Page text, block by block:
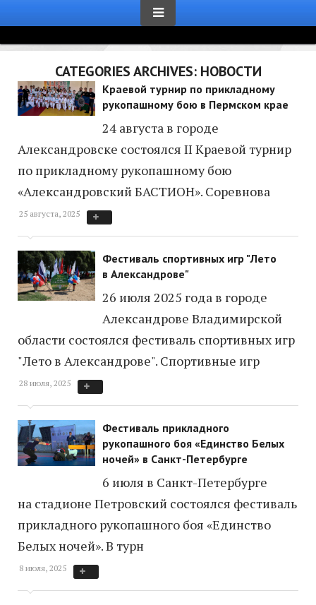
CATEGORIES ARCHIVES: НОВОСТИ
Краевой турнир по прикладному
рукопашному бою в Пермском крае
24 августа в городе
Александровске состоялся II Краевой турнир
по прикладному рукопашному бою
«Александровский БАСТИОН». Соревнова
25 августа, 2025
Фестиваль спортивных игр "Лето
в Александрове"
26 июля 2025 года в городе
Александрове Владимирской
области состоялся фестиваль спортивных игр
"Лето в Александрове". Спортивные игр
28 июля, 2025
Фестиваль прикладного
рукопашного боя «Единство Белых
ночей» в Санкт-Петербурге
6 июля в Санкт-Петербурге
на стадионе Петровский состоялся фестиваль
прикладного рукопашного боя «Единство
Белых ночей». В турн
8 июля, 2025